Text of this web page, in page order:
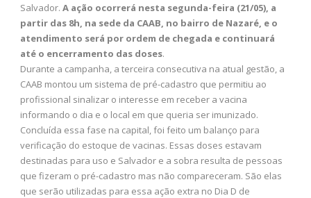
Salvador. A ação ocorrerá nesta segunda-feira (21/05), a
partir das 8h, na sede da CAAB, no bairro de Nazaré, e o
atendimento será por ordem de chegada e continuará
até o encerramento das doses.
Durante a campanha, a terceira consecutiva na atual gestão, a
CAAB montou um sistema de pré-cadastro que permitiu ao
profissional sinalizar o interesse em receber a vacina
informando o dia e o local em que queria ser imunizado.
Concluída essa fase na capital, foi feito um balanço para
verificação do estoque de vacinas. Essas doses estavam
destinadas para uso e Salvador e a sobra resulta de pessoas
que fizeram o pré-cadastro mas não compareceram. São elas
que serão utilizadas para essa ação extra no Dia D de